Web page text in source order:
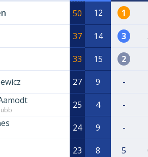
50 12 1
37 14 3
33 15 2
27 9 -
25 4 -
24 9 -
23 8 5